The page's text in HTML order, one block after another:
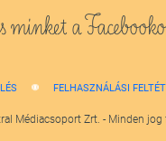
minket a
FELHASZNÁLÁSI
Médiacsoport Zrt. - Minden jog